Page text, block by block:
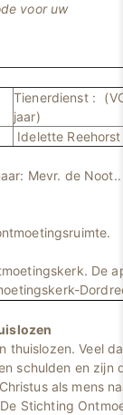
voor uw
Tienerdienst :
jaar)
Idelette Reehorst
Mevr. de
De
thuislozen. Veel
schulden en zijn
als mens
Stichting